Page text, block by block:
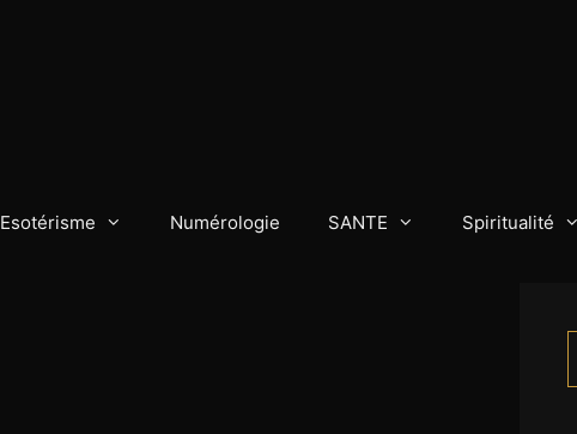
Esotérisme Numérologie SANTE Spiritualité